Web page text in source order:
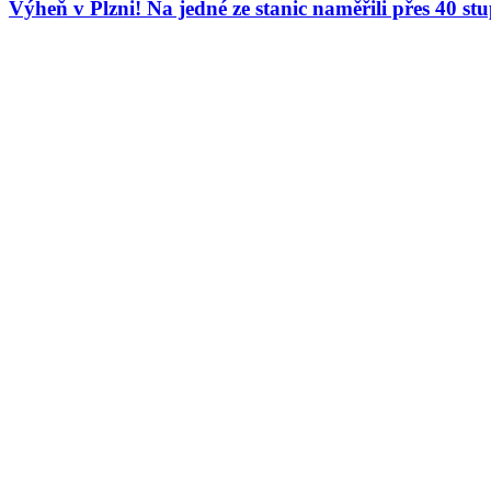
Výheň v Plzni! Na jedné ze stanic naměřili přes 40